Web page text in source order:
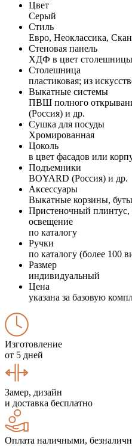
Цвет
Серый
Стиль
Евро, Неоклассика,
Стеновая панель
ХДФ в цвет
Столешница
пластиковая; из
Выкатные системы
ПВШ полного
(Россия) и др.
Сушка для посуды
Хромированная
Цоколь
в цвет фасадов или
Подъемники
BOYARD (Россия) и др.
Аксессуары
Выкатные корзины,
Пристеночный плинтус,
освещение
по каталогу
Ручки
по каталогу (более 100
Размер
индивидуальный
Цена
указана за базовую
Изготовление
от 5 дней
Замер, дизайн
и доставка бесплатно
Оплата наличными,